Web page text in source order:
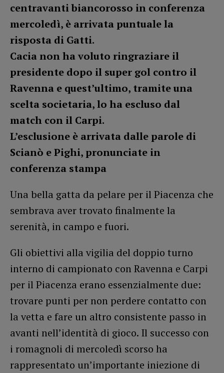
centravanti biancorosso in conferenza
mercoledì, è arrivata puntuale la
risposta di Gatti.
Cacia non ha voluto ringraziare il
presidente dopo il super gol contro il
Ravenna e quest’ultimo, tramite una
scelta societaria, lo ha escluso dal
match con il Carpi.
L’esclusione è arrivata dalle parole di
Scianò e Pighi, pronunciate in
conferenza stampa
Una bella gatta da pelare per il Piacenza che
sembrava aver trovato finalmente la
serenità, in campo e fuori.
Gli obiettivi alla vigilia del doppio turno
interno di campionato con Ravenna e Carpi
per il Piacenza erano essenzialmente due:
trovare punti per non perdere contatto con
la vetta e fare un altro consistente passo in
avanti nell’identità di gioco. Il successo con
i romagnoli di mercoledì scorso ha
rappresentato un’importante iniezione di